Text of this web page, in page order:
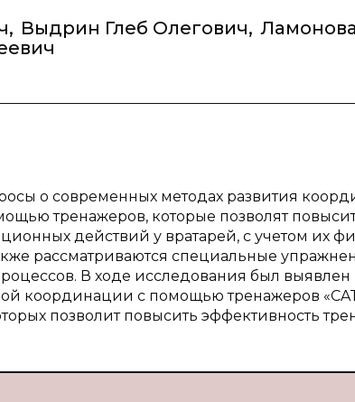
, Выдрин Глеб Олегович,
о современных методах развития
тренажеров, которые позволят
действий у вратарей, с учетом их
рассматриваются специальные
В ходе исследования был
координации с помощью тренажеров
позволит повысить эффективность